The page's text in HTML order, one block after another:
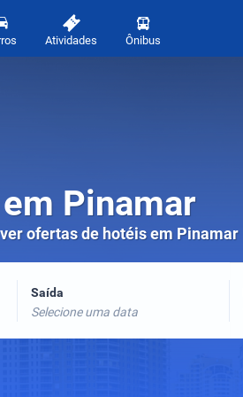
Atividades Ônibus
Pinamar
ofertas de hotéis em Pinamar
Saída
Selecione uma data